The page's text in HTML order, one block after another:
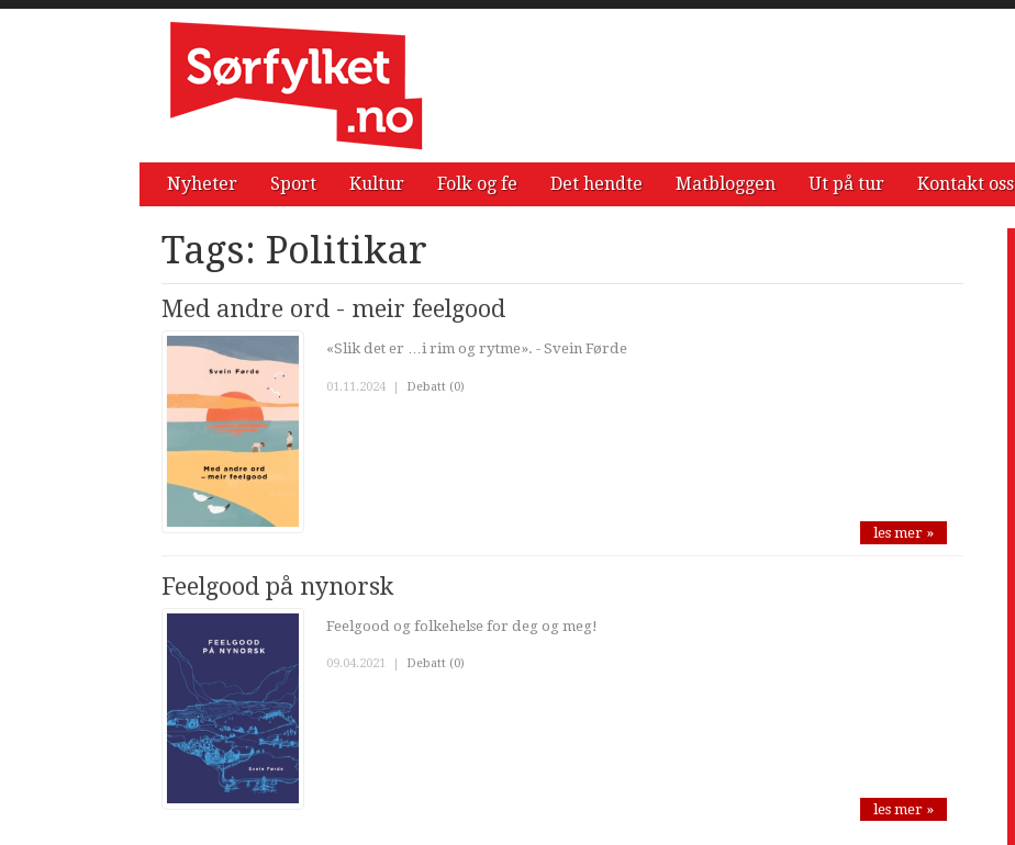
Nyheter Sport Kultur Folk og fe Det hendte Matbloggen Ut på tur Kontakt oss
Tags: Politikar
Med andre ord - meir feelgood
«Slik det er …i rim og rytme». - Svein Førde
01.11.2024 | Debatt (0)
les mer »
Feelgood på nynorsk
Feelgood og folkehelse for deg og meg!
09.04.2021 Debatt (0)
les mer »